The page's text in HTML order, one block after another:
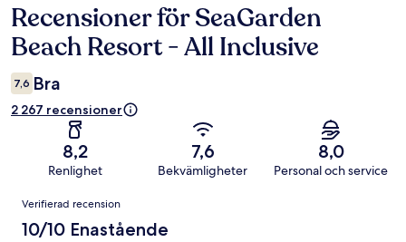
Recensioner
Recensioner för SeaGarden
Beach Resort - All Inclusive
7,6 Bra
2 267 recensioner
8,2
Renlighet
7,6
Bekvämligheter
8,0
Personal och service
Recensioner
Verifierad recension
10/10 Enastående